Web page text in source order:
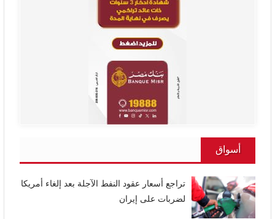
أسواق
تراجع أسعار عقود النفط الآجلة بعد إلغاء أمريكا
لضربات على إيران